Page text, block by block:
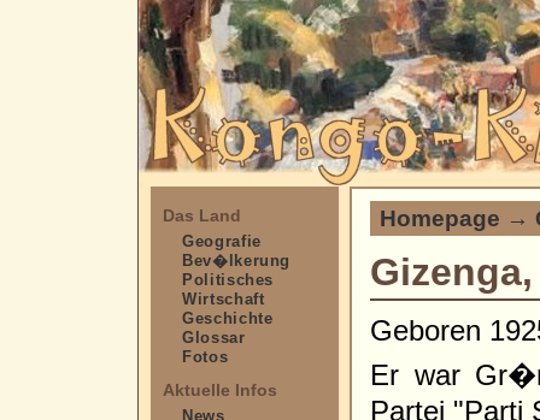
Das Land
Geografie
Bev�lkerung
Politisches
Wirtschaft
Geschichte
Glossar
Fotos
Aktuelle Infos
News
Homepage →
Geboren
Er war
Partei "Parti